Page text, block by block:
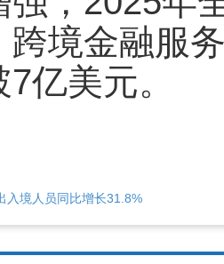
跨境金融服
亿美元。
入境人员同比增长31.8%